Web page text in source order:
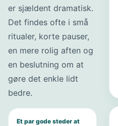
er sjældent dramatisk.
Det findes ofte i små
ritualer, korte pauser,
en mere rolig aften og
en beslutning om at
gøre det enkle lidt
bedre.
Et par gode steder at